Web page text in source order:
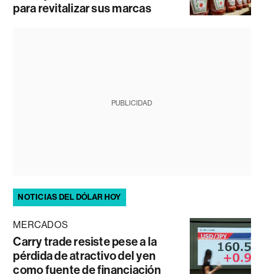
para revitalizar sus marcas
PUBLICIDAD
NOTICIAS DEL DÓLAR HOY
MERCADOS
Carry trade resiste pese a la
pérdida de atractivo del yen
como fuente de financiación